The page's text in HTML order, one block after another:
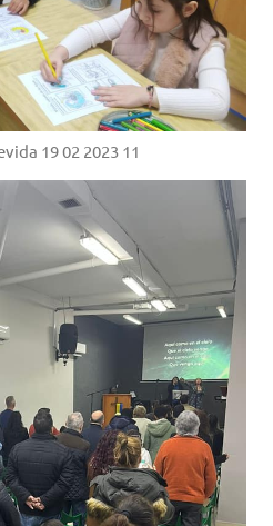
19 02 2023 11